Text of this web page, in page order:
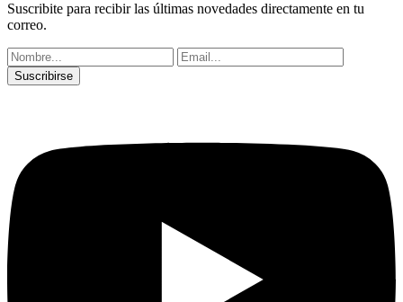
Suscribite para recibir las últimas novedades directamente en tu
correo.
Suscribirse